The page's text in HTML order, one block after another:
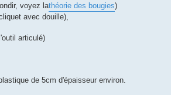
voyez lathéorie des bougies)
avec douille),
articulé)
de 5cm d'épaisseur environ.